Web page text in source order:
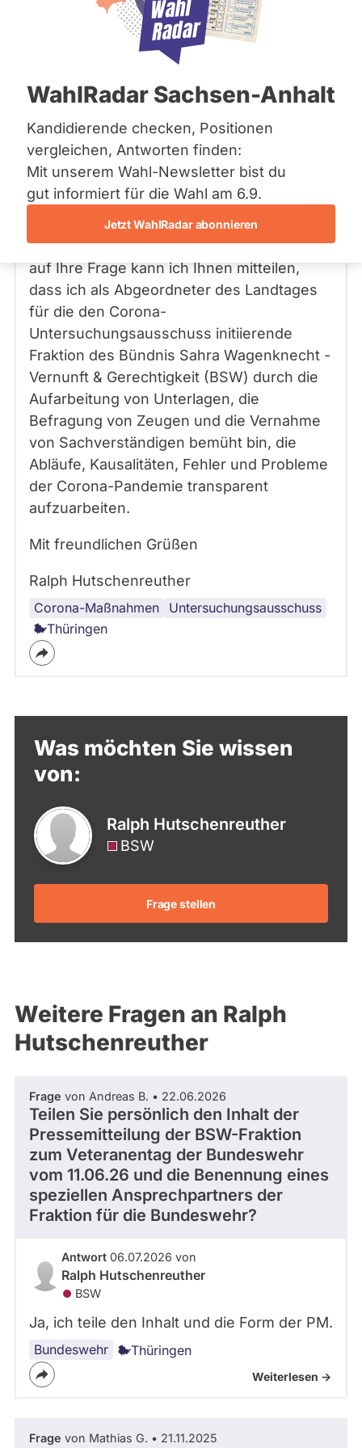
Bremen
Hamburg
Mecklenburg-Vorpommern
Nordrhein-Westfalen
Saarland
Sachsen
Sachsen-Anhalt
Sachsen-Anhalt
Schleswig-Holstein
Thüringen
Archiv
Über uns
Spenden
WahlRadar Sachsen-Anhalt
Kandidierende checken, Positionen
vergleichen, Antworten finden:
Mit unserem Wahl-Newsletter bist du
gut informiert für die Wahl am 6.9.
Jetzt WahlRadar abonnieren
Zum Profil Frage stellen
Frage von Thomas N. •15.09.2025
Was machen sie im Corona Ausschuss
Aufarbeitung usw.
Antwort 15.09.2025 von
Ralph Hutschenreuther
BSW
Sehr geehrter Fragesteller,
auf Ihre Frage kann ich Ihnen mitteilen,
dass ich als Abgeordneter des Landtages
für die den Corona-
Untersuchungsausschuss initiierende
Fraktion des Bündnis Sahra Wagenknecht -
Vernunft & Gerechtigkeit (BSW) durch die
Aufarbeitung von Unterlagen, die
Befragung von Zeugen und die Vernahme
von Sachverständigen bemüht bin, die
Abläufe, Kausalitäten, Fehler und Probleme
der Corona-Pandemie transparent
aufzuarbeiten.
Mit freundlichen Grüßen
Ralph Hutschenreuther
Corona-Maßnahmen
Untersuchungsausschuss
Thüringen
Was möchten Sie wissen
von:
Ralph Hutschenreuther
BSW
Frage stellen
Weitere Fragen an Ralph
Hutschenreuther
Frage von Andreas B. • 22.06.2026
Teilen Sie persönlich den Inhalt der
Pressemitteilung der BSW-Fraktion
zum Veteranentag der Bundeswehr
vom 11.06.26 und die Benennung eines
speziellen Ansprechpartners der
Fraktion für die Bundeswehr?
Antwort 06.07.2026 von
Ralph Hutschenreuther
BSW
Ja, ich teile den Inhalt und die Form der PM.
Bundeswehr Thüringen
Weiterlesen ->
Frage von Mathias G. • 21.11.2025